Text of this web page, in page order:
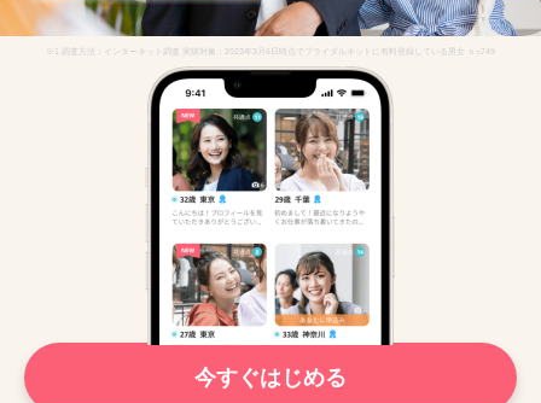
※1 調査方法：インターネット調査 実績対象：2023年3月6日時点でブライダルネットに有料登録している男女 ｎ=749
今すぐはじめる